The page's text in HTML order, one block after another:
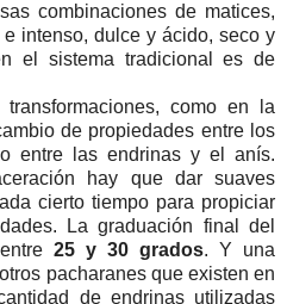
combinaciones de matices,
intenso, dulce y ácido, seco y
el sistema tradicional es de
como en la
de propiedades entre los
entre las endrinas y el anís.
hay que dar suaves
cierto tiempo para propiciar
La graduación final del
25 y 30 grados. Y una
pacharanes que existen en
de endrinas utilizadas